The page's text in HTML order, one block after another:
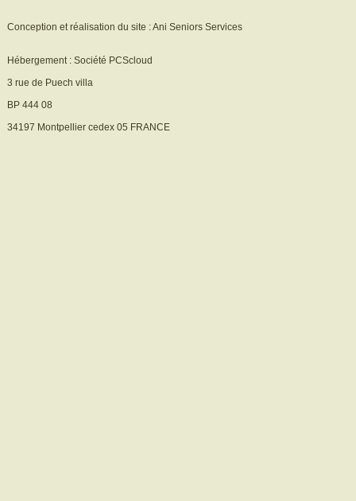
Conception et réalisation du site : Ani Seniors Services
Hébergement : Société PCScloud
3 rue de Puech villa
BP 444 08
34197 Montpellier cedex 05 FRANCE